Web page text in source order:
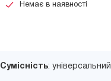
Немає в наявності
Сумісність: універсальний